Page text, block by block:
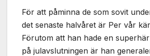
För att påminna de som sovit
det senaste halvåret är Per vår
Förutom att han hade en
på julavslutningen är han